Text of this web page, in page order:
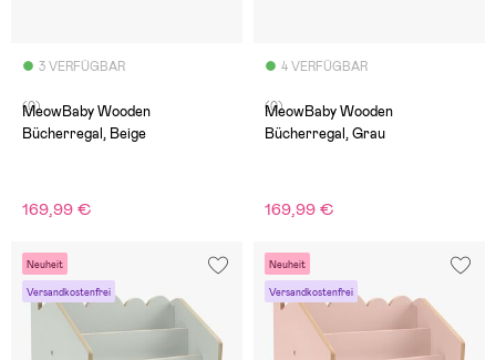
3 VERFÜGBAR
(0)
MeowBaby Wooden
Bücherregal, Beige
169,99 €
4 VERFÜGBAR
(0)
MeowBaby Wooden
Bücherregal, Grau
169,99 €
Neuheit
Versandkostenfrei
Neuheit
Versandkostenfrei